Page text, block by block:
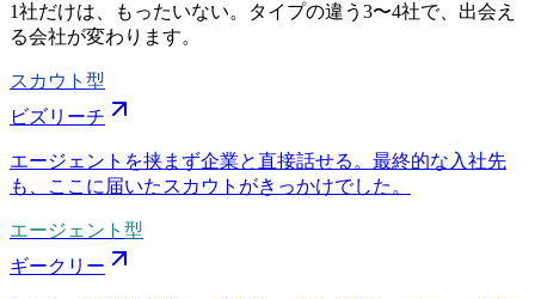
1社だけは、もったいない。タイプの違う 3〜4社で、出会え
る会社が変わります。
スカウト型
ビズリーチ
エージェントを挟まず企業と直接話せる。最終的な入社先
も、ここに届いたスカウトがきっかけでした。
エージェント型
ギークリー